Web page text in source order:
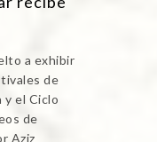
a exhibir
de
y el Ciclo
de
Aziz